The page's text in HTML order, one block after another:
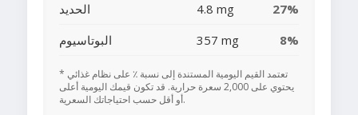
الحديد
4.8 mg
27%
البوتاسيوم
357 mg 8%
* تعتمد القيم اليومية المستندة إلى نسبة ٪ على نظام غذائي
يحتوي على 2,000 سعرة حرارية. قد تكون قيمك اليومية أعلى
أو أقل حسب احتياجاتك السعرية.